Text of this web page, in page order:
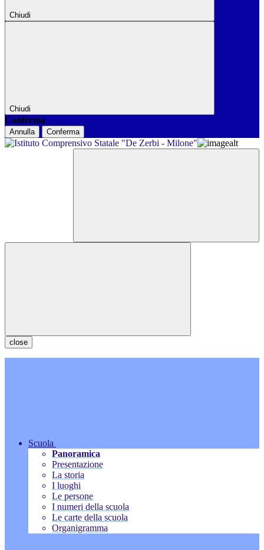
Chiudi
Chiudi
Conferma
Annulla Conferma
close
Scuola
Panoramica
Presentazione
La storia
I luoghi
Le persone
I numeri della scuola
Le carte della scuola
Organigramma